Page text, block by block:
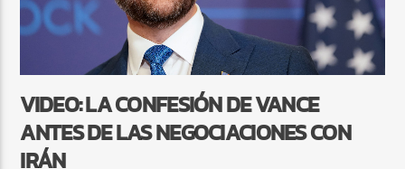
VIDEO: LA CONFESIÓN DE VANCE
ANTES DE LAS NEGOCIACIONES CON
IRÁN